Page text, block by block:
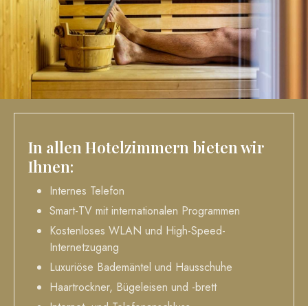
In allen Hotelzimmern bieten wir
Ihnen:
Internes Telefon
Smart-TV mit internationalen Programmen
Kostenloses WLAN und High-Speed-
Internetzugang
Luxuriöse Bademäntel und Hausschuhe
Haartrockner, Bügeleisen und -brett